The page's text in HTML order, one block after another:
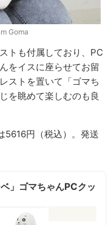
Goma
トも付属しており、PC
をイスに座らせてお留
ストを置いて「ゴマち
を眺めて楽しむのも良
5616円（税込）。発送
」ゴマちゃんPCクッ